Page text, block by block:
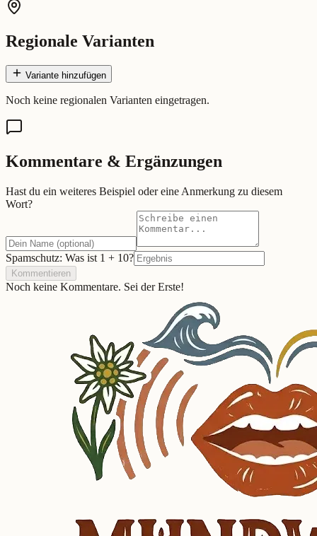
Regionale Varianten
Variante hinzufügen
Noch keine regionalen Varianten eingetragen.
Kommentare & Ergänzungen
Hast du ein weiteres Beispiel oder eine Anmerkung zu diesem
Wort?
Spamschutz: Was ist 1 + 10?
Kommentieren
Noch keine Kommentare. Sei der Erste!